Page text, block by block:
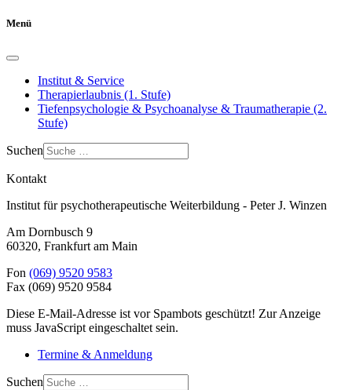
Menü
Institut & Service
Therapierlaubnis (1. Stufe)
Tiefenpsychologie & Psychoanalyse & Traumatherapie (2.
Stufe)
Suchen
Kontakt
Institut für psychotherapeutische Weiterbildung - Peter J. Winzen
Am Dornbusch 9
60320, Frankfurt am Main
Fon (069) 9520 9583
Fax (069) 9520 9584
Diese E-Mail-Adresse ist vor Spambots geschützt! Zur Anzeige
muss JavaScript eingeschaltet sein.
Termine & Anmeldung
Suchen